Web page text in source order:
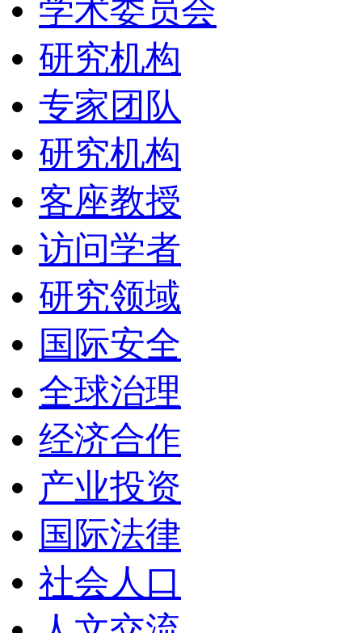
学术委员会
研究机构
专家团队
研究机构
客座教授
访问学者
研究领域
国际安全
全球治理
经济合作
产业投资
国际法律
社会人口